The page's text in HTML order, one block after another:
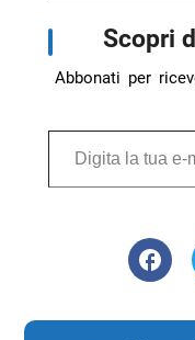
Scopri
Abbonati per
Digita la tua e-mail...